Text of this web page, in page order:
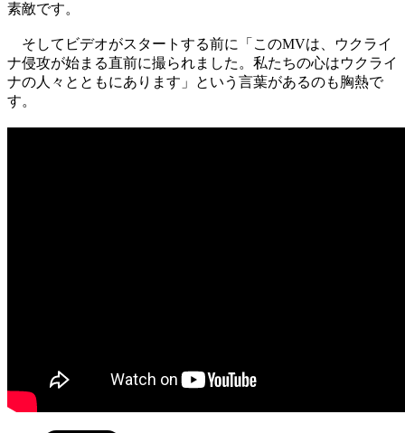
素敵です。
そしてビデオがスタートする前に「このMVは、ウクライ
ナ侵攻が始まる直前に撮られました。私たちの心はウクライ
ナの人々とともにあります」という言葉があるのも胸熱で
す。